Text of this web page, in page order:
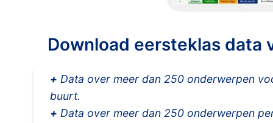
Download eersteklas data
+ Data over meer dan 250 onderwerpen
buurt.
+ Data over meer dan 250 onderwerpen